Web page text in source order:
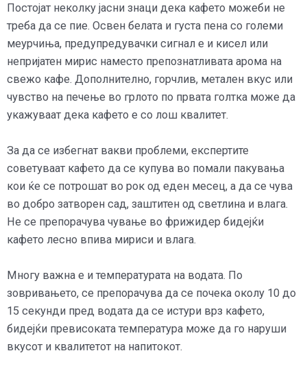
Постојат неколку јасни знаци дека кафето можеби не
треба да се пие. Освен белата и густа пена со големи
меурчиња, предупредувачки сигнал е и кисел или
непријатен мирис наместо препознатливата арома на
свежо кафе. Дополнително, горчлив, метален вкус или
чувство на печење во грлото по првата голтка може да
укажуваат дека кафето е со лош квалитет.
За да се избегнат вакви проблеми, експертите
советуваат кафето да се купува во помали пакувања
кои ќе се потрошат во рок од еден месец, а да се чува
во добро затворен сад, заштитен од светлина и влага.
Не се препорачува чување во фрижидер бидејќи
кафето лесно впива мириси и влага.
Многу важна е и температурата на водата. По
зовривањето, се препорачува да се почека околу 10 до
15 секунди пред водата да се истури врз кафето,
бидејќи превисоката температура може да го наруши
вкусот и квалитетот на напитокот.